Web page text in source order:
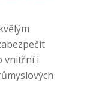
vnitřní i